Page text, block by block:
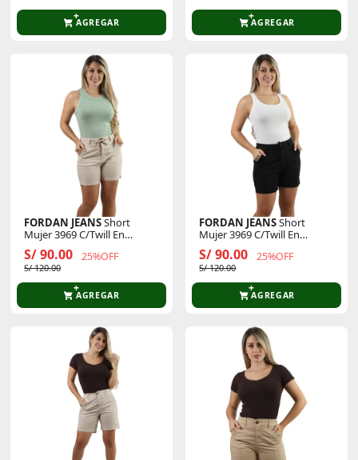
AGREGAR AGREGAR
FORDAN JEANSShort
Mujer 3969 C/Twill En
S/ 90.00 25%OFF
S/ 120.00
AGREGAR
FORDAN JEANSShort
Mujer 3969 C/Twill En
S/ 90.00 25%OFF
S/ 120.00
AGREGAR